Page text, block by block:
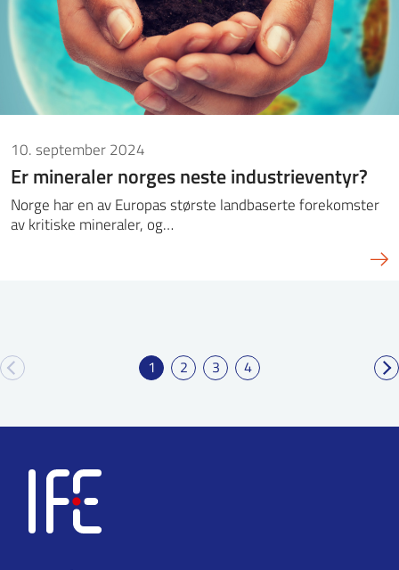
10. september 2024
Er mineraler norges neste industrieventyr?
Norge har en av Europas største landbaserte forekomster
av kritiske mineraler, og…
1 2 3 4